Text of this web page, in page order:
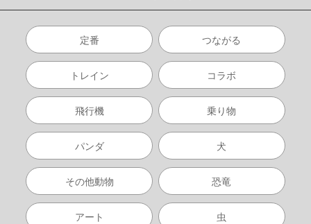
定番 つながる
トレイン コラボ
飛行機 乗り物
パンダ 犬
その他動物 恐竜
アート 虫